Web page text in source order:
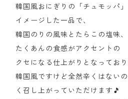
韓国風おにぎりの「チュモッパ
イメージした一品で、
韓国のりの風味とたらこの塩味、
たくあんの食感がアクセントの
クセになる仕上がりとなっており
韓国風ですけど全然辛くはない
く召し上がっていただけます🎵